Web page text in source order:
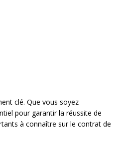
clé. Que vous soyez
pour garantir la réussite de
à connaître sur le contrat de